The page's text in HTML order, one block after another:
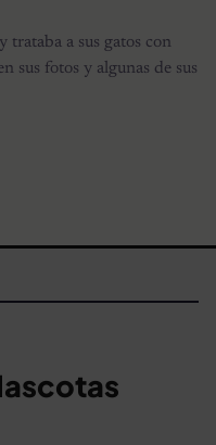
a sus gatos con
sus fotos y algunas de sus